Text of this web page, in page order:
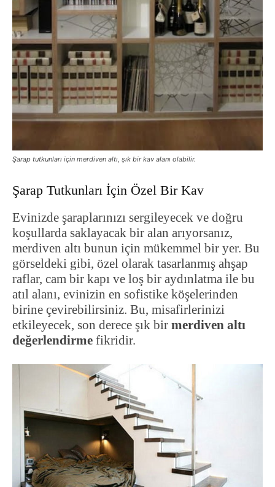
Şarap tutkunları için merdiven altı, şık bir kav alanı olabilir.
Şarap Tutkunları İçin Özel Bir Kav
Evinizde şaraplarınızı sergileyecek ve doğru
koşullarda saklayacak bir alan arıyorsanız,
merdiven altı bunun için mükemmel bir yer. Bu
görseldeki gibi, özel olarak tasarlanmış ahşap
raflar, cam bir kapı ve loş bir aydınlatma ile bu
atıl alanı, evinizin en sofistike köşelerinden
birine çevirebilirsiniz. Bu, misafirlerinizi
etkileyecek, son derece şık bir merdiven altı
değerlendirme fikridir.